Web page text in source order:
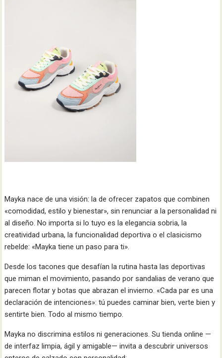
Mayka nace de una visión: la de ofrecer zapatos que combinen
«comodidad, estilo y bienestar», sin renunciar a la personalidad ni
al diseño. No importa si lo tuyo es la elegancia sobria, la
creatividad urbana, la funcionalidad deportiva o el clasicismo
rebelde: «Mayka tiene un paso para ti».
Desde los tacones que desafían la rutina hasta las deportivas
que miman el movimiento, pasando por sandalias de verano que
parecen flotar y botas que abrazan el invierno. «Cada par es una
declaración de intenciones»: tú puedes caminar bien, verte bien y
sentirte bien. Todo al mismo tiempo.
Mayka no discrimina estilos ni generaciones. Su tienda online —
de interfaz limpia, ágil y amigable— invita a descubrir universos